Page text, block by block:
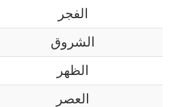
الفجر
الشروق
الظهر
العصر